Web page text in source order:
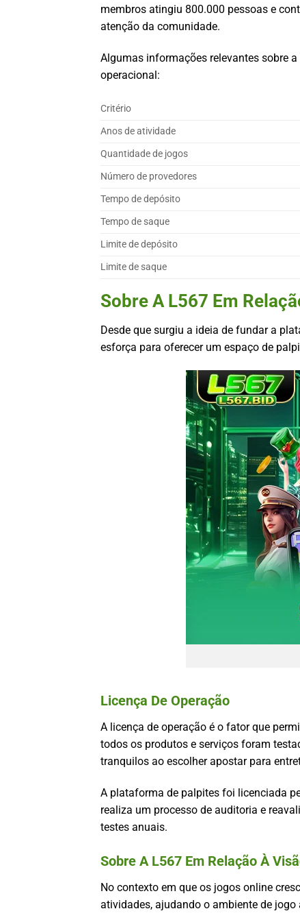
membros atingiu 800.000 pessoas e
atenção da comunidade.
Algumas informações relevantes sobre
operacional:
Critério
Anos de atividade
Quantidade de jogos
Número de provedores
Tempo de depósito
Tempo de saque
Limite de depósito
Limite de saque
Sobre A L567 Em
Desde que surgiu a ideia de fundar a
esforça para oferecer um espaço de
Licença De Operação
A licença de operação é o fator que
todos os produtos e serviços foram
tranquilos ao escolher apostar para
A plataforma de palpites foi licenciada
realiza um processo de auditoria e
testes anuais.
Sobre A L567 Em Relação À
No contexto em que os jogos online
atividades, ajudando o ambiente de